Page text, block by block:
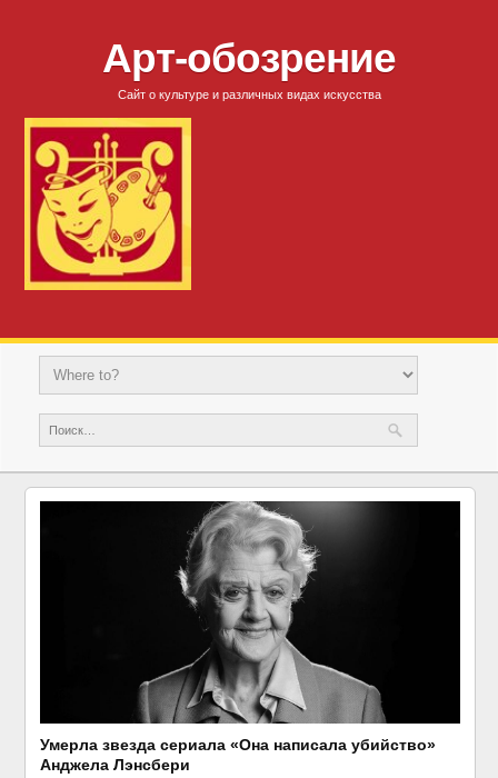
Арт-обозрение
Сайт о культуре и различных видах искусства
Умерла звезда сериала «Она написала убийство»
Анджела Лэнсбери
Филипп Киркоров поздравил Лазарева с Новым
годом в соцсети